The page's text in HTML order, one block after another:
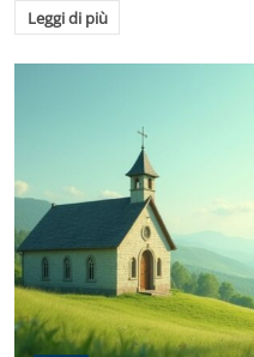
Leggi di più